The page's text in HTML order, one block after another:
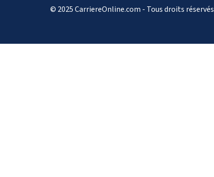
© 2025 CarriereOnline.com - Tous droits